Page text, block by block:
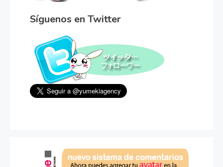
Síguenos en Twitter